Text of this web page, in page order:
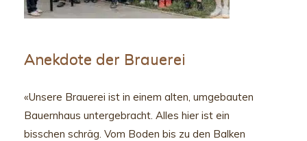
Anekdote der Brauerei
«Unsere Brauerei ist in einem alten, umgebauten
Bauernhaus untergebracht. Alles hier ist ein
bisschen schräg. Vom Boden bis zu den Balken